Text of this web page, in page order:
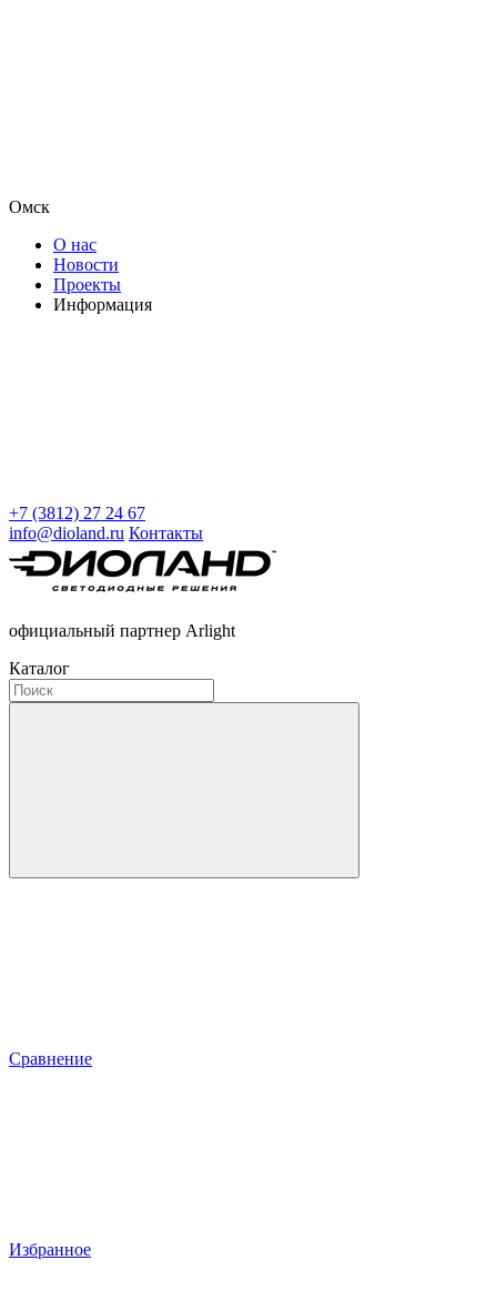
Омск
О нас
Новости
Проекты
Информация
+7 (3812) 27 24 67
info@dioland.ru Контакты
официальный партнер Arlight
Каталог
Сравнение
Избранное